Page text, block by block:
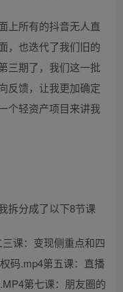
上所有的抖音无人直
，也迭代了我们旧的
三期了，我们这一批
反馈，让我更加确定
个轻资产项目来讲我
拆分成了以下8节课
课：变现侧重点和四
码.mp4第五课：直播
第七课：朋友圈的